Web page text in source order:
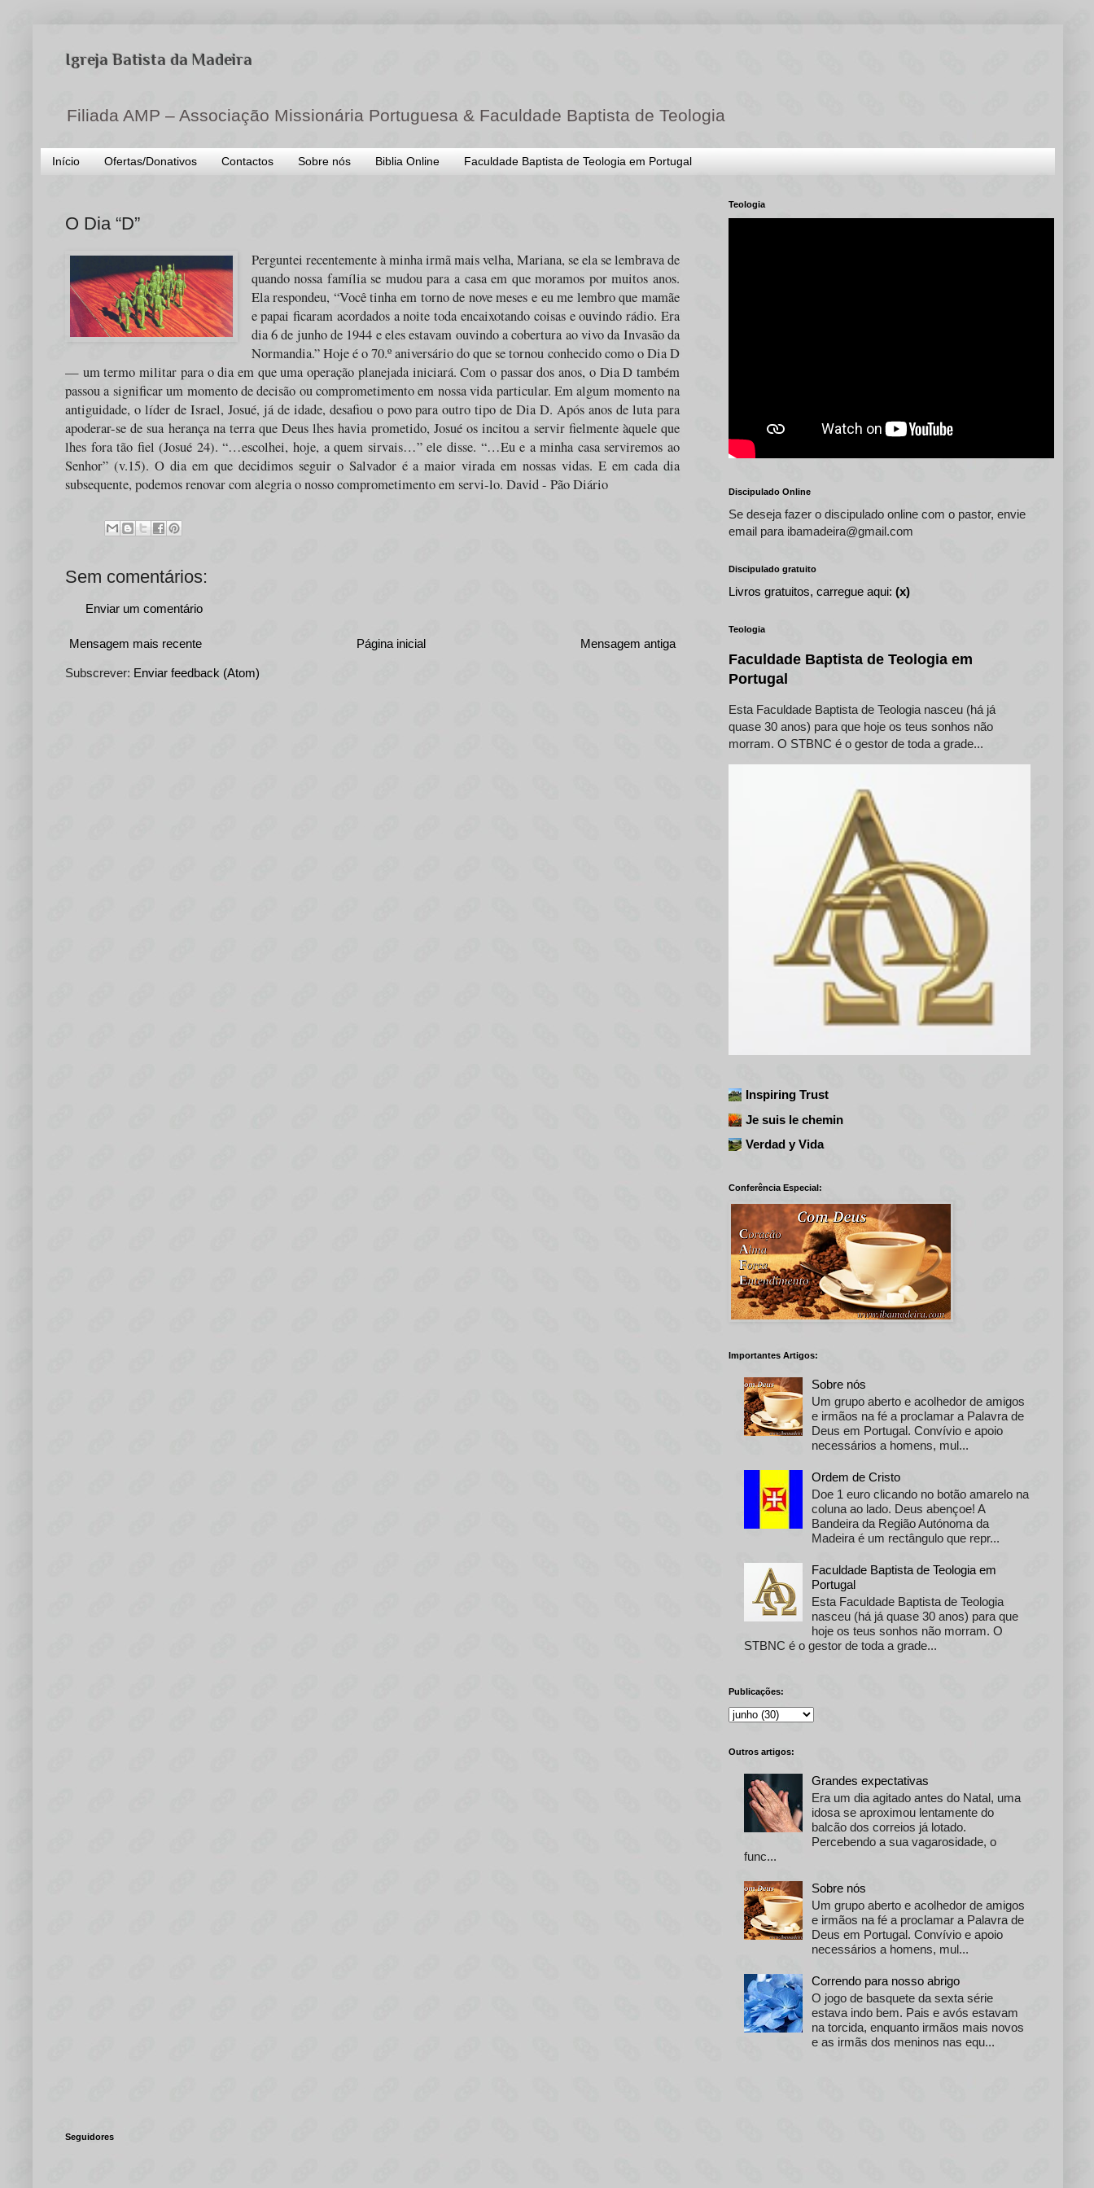
Igreja Batista da Madeira
Filiada AMP – Associação Missionária Portuguesa & Faculdade Baptista de Teologia
Início Ofertas/Donativos Contactos Sobre nós Biblia Online Faculdade Baptista de Teologia em Portugal
O Dia “D”
Perguntei recentemente à minha irmã mais velha, Mariana, se ela se lembrava de
quando nossa família se mudou para a casa em que moramos por muitos anos.
Ela respondeu, “Você tinha em torno de nove meses e eu me lembro que mamãe
e papai ficaram acordados a noite toda encaixotando coisas e ouvindo rádio. Era
dia 6 de junho de 1944 e eles estavam ouvindo a cobertura ao vivo da Invasão da
Normandia.” Hoje é o 70.º aniversário do que se tornou conhecido como o Dia D
— um termo militar para o dia em que uma operação planejada iniciará. Com o passar dos anos, o Dia D também
passou a significar um momento de decisão ou comprometimento em nossa vida particular. Em algum momento na
antiguidade, o líder de Israel, Josué, já de idade, desafiou o povo para outro tipo de Dia D. Após anos de luta para
apoderar-se de sua herança na terra que Deus lhes havia prometido, Josué os incitou a servir fielmente àquele que
lhes fora tão fiel (Josué 24). “…escolhei, hoje, a quem sirvais…” ele disse. “…Eu e a minha casa serviremos ao
Senhor” (v.15). O dia em que decidimos seguir o Salvador é a maior virada em nossas vidas. E em cada dia
subsequente, podemos renovar com alegria o nosso comprometimento em servi-lo. David - Pão Diário
Sem comentários:
Enviar um comentário
Mensagem mais recente Mensagem antiga
Página inicial
Subscrever: Enviar feedback (Atom)
Teologia
Discipulado Online
Se deseja fazer o discipulado online com o pastor, envie
email para ibamadeira@gmail.com
Discipulado gratuito
Livros gratuitos, carregue aqui: (x)
Teologia
Faculdade Baptista de Teologia em
Portugal
Esta Faculdade Baptista de Teologia nasceu (há já
quase 30 anos) para que hoje os teus sonhos não
morram. O STBNC é o gestor de toda a grade...
Inspiring Trust
Je suis le chemin
Verdad y Vida
Conferência Especial:
Importantes Artigos:
Sobre nós
Um grupo aberto e acolhedor de amigos
e irmãos na fé a proclamar a Palavra de
Deus em Portugal. Convívio e apoio
necessários a homens, mul...
Ordem de Cristo
Doe 1 euro clicando no botão amarelo na
coluna ao lado. Deus abençoe! A
Bandeira da Região Autónoma da
Madeira é um rectângulo que repr...
Faculdade Baptista de Teologia em
Portugal
Esta Faculdade Baptista de Teologia
nasceu (há já quase 30 anos) para que
hoje os teus sonhos não morram. O
STBNC é o gestor de toda a grade...
Publicações:
Outros artigos:
Grandes expectativas
Era um dia agitado antes do Natal, uma
idosa se aproximou lentamente do
balcão dos correios já lotado.
Percebendo a sua vagarosidade, o
func...
Sobre nós
Um grupo aberto e acolhedor de amigos
e irmãos na fé a proclamar a Palavra de
Deus em Portugal. Convívio e apoio
necessários a homens, mul...
Correndo para nosso abrigo
O jogo de basquete da sexta série
estava indo bem. Pais e avós estavam
na torcida, enquanto irmãos mais novos
e as irmãs dos meninos nas equ...
Seguidores